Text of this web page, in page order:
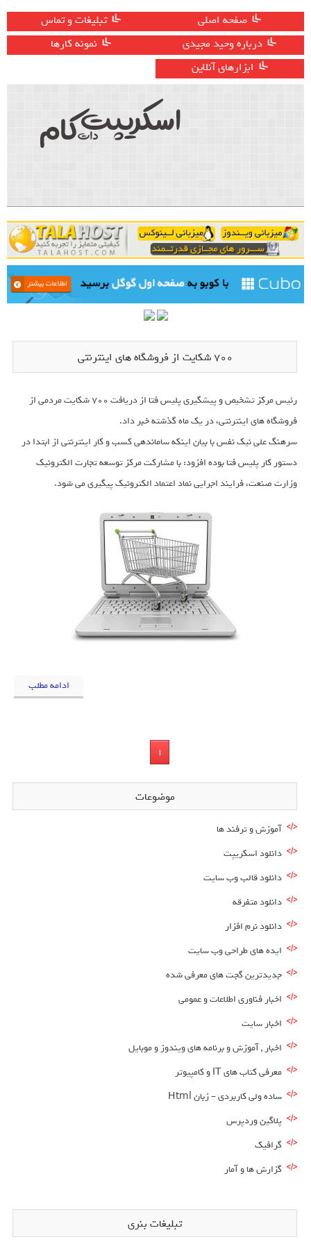
صفحه اصلی
تبلیغات و تماس
درباره وحید مجیدی
نمونه کارها
ابزارهای آنلاین
700 شکایت از فروشگاه های اینترنتی
رئیس مرکز تشخیص و پیشگیری پلیس فتا از دریافت ۷۰۰ شکایت مردمی از
فروشگاه های اینترنتی، در یک ماه گذشته خبر داد.
سرهنگ علی نیک نفس با بیان اینکه ساماندهی کسب و کار اینترنتی از ابتدا در
دستور کار پلیس فتا بوده افزود: با مشارکت مرکز توسعه تجارت الکترونیک
وزارت صنعت، فرایند اجرایی نماد اعتماد الکترونیک پیگیری می شود.
ادامه مطلب
1
موضوعات
آموزش و ترفند ها
دانلود اسکریپت
دانلود قالب وب سایت
دانلود متفرقه
دانلود نرم افزار
ایده های طراحی وب سایت
جدیدترین گجت های معرفی شده
اخبار فناوری اطلاعات و عمومی
اخبار سایت
اخبار , آموزش و برنامه های ویندوز و موبایل
معرفی کتاب های IT و کامپیوتر
ساده ولی کاربردی – زبان Html
پلاگین وردپرس
گرافیک
گزارش ها و آمار
تبلیغات بنری